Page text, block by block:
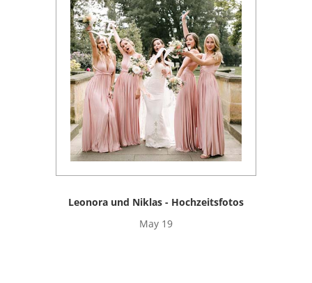
Leonora und Niklas - Hochzeitsfotos
May 19